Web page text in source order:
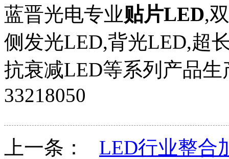
蓝晋光电专业贴片LED,
侧发光LED,背光LED,超
抗衰减LED等系列产品
33218050
上一条： LED行业整合